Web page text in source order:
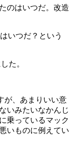
のはいつだ。改造
いつだ？という
た。
が、あまりいい意
いみたいなかんじ
乗っているマック
いものに例えてい